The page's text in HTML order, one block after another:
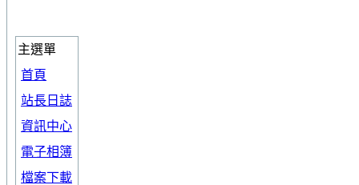
主選單
首頁
站長日誌
資訊中心
電子相簿
檔案下載